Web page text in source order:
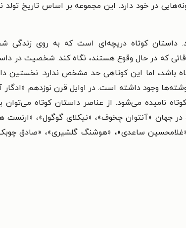
این مجموعه بر اساس تاریخ تولد
داستان کوتاه دریچه‌ای است که به روی زندگی
که در حال وقوع هستند، نگاه کند. شخصیت در
باشد، اما این کوتاهی حد مشخص ندارد. نخستین
وجود داشته است. در اوایل قرن نوزدهم «ادگار
نامیده می‌شود. از عناصر داستان کوتاه می‌توان
در جهان «آنتوان چخوف»، «نیکلای گوگول»، «ارنست
«غلامحسین ساعدی»، «هوشنگ گلشیری»، «صادق